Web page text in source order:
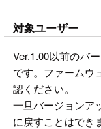
対象ユーザー
Ver.1.00以前のバ
です。ファームウ
認ください。
一旦バージョンア
に戻すことはでき